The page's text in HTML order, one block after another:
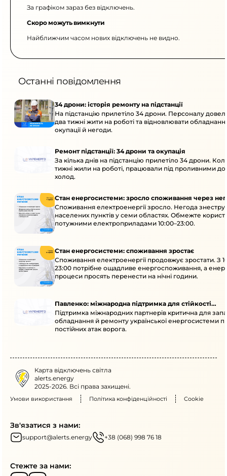
За графіком зараз без відключень.
Скоро можуть вимкнути
Найближчим часом нових відключень не видно.
Останні повідомлення
34 дрони: історія ремонту на підстанції
На підстанцію прилетіло 34 дрони. Персоналу
два тижні жити на роботі та відновлювати
окупації й негоди.
Ремонт підстанції: 34 дрони та окупація
За кілька днів на підстанцію прилетіло 34 дрони.
тижні жили на роботі, працювали під проливними
холод.
Стан енергосистеми: зросло споживання через
Споживання електроенергії зросло. Негода
населених пунктів у семи областях. Обмежте
потужними електроприладами 10:00–23:00.
Стан енергосистеми: споживання зростає
Споживання електроенергії продовжує зростати. З
23:00 потрібне ощадливе енергоспоживання, а
процеси просять перенести на нічні години.
Павленко: міжнародна підтримка для стійкості
енергосистеми
Підтримка міжнародних партнерів критична для
обладнання й ремонту української енергосистеми
постійних атак ворога.
Карта відключень світла
alerts.energy
2025-2026. Всі права захищені.
Умови використання Політика конфіденційності Cookie
Зв'язатися з нами:
support@alerts.energy +38 (068) 998 76 18
Стежте за нами: